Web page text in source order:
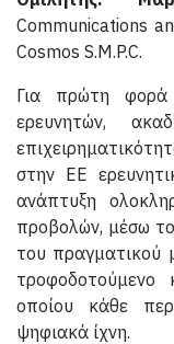
Communications
Cosmos S.M.P.C.
Για πρώτη
ερευνητών,
στην ΕΕ
ανάπτυξη
προβολών, μέσω
του πραγματικού
οποίου κάθε
ψηφιακά ίχνη.